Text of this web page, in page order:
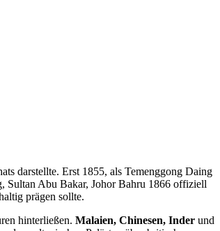
darstellte. Erst 1855, als Temenggong Daing
Sultan Abu Bakar, Johor Bahru 1866 offiziell
prägen sollte.
hinterließen. Malaien, Chinesen, Inder und